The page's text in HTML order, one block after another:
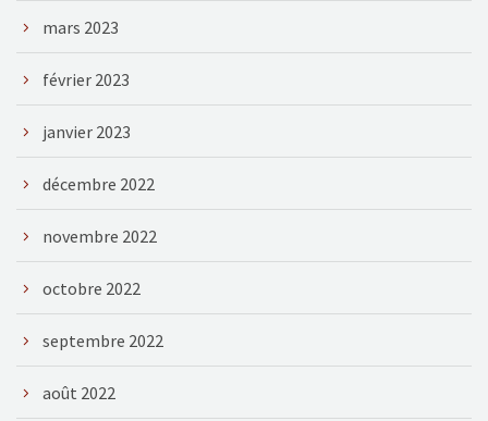
mars 2023
février 2023
janvier 2023
décembre 2022
novembre 2022
octobre 2022
septembre 2022
août 2022